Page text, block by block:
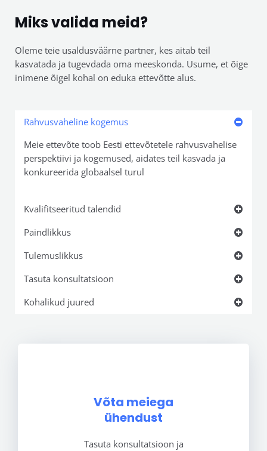
Miks valida meid?
Oleme teie usaldusväärne partner, kes aitab teil
kasvatada ja tugevdada oma meeskonda. Usume, et õige
inimene õigel kohal on eduka ettevõtte alus.
Rahvusvaheline kogemus
Meie ettevõte toob Eesti ettevõtetele rahvusvahelise
perspektiivi ja kogemused, aidates teil kasvada ja
konkureerida globaalsel turul
Kvalifitseeritud talendid
Paindlikkus
Tulemuslikkus
Tasuta konsultatsioon
Kohalikud juured
Võta meiega
ühendust
Tasuta konsultatsioon ja